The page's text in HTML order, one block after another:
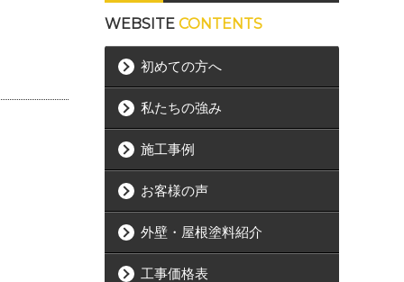
WEBSITE CONTENTS
初めての方へ
私たちの強み
施工事例
お客様の声
外壁・屋根塗料紹介
工事価格表